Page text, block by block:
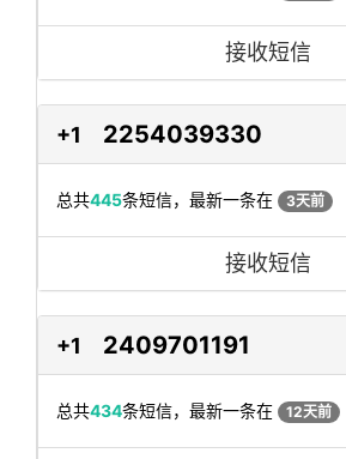
接收短信
+1 2254039330
总共445条短信，最新一条在 3天前
接收短信
+1 2409701191
总共434条短信，最新一条在 12天前